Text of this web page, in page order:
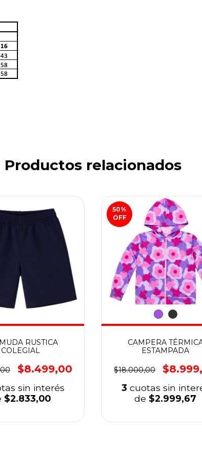
Productos relacionados
RUSTICA
COLEGIAL
$8.499,00
sin interés
$2.833,00
50%
OFF
CAMPERA
ESTAMPADA
$18.000,00
3 cuotas sin
de $2.999,67